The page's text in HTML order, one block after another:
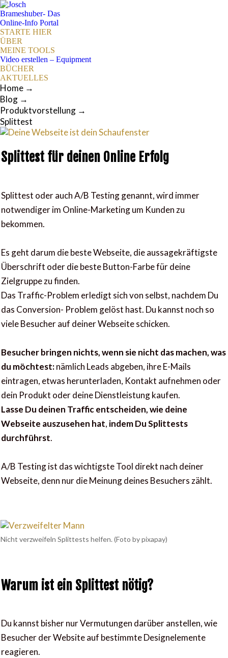
STARTE HIER
ÜBER
MEINE TOOLS
Video erstellen – Equipment
BÜCHER
AKTUELLES
Home →
Blog →
Produktvorstellung →
Splittest
Splittest für deinen Online Erfolg
Splittest oder auch A/B Testing genannt, wird immer
notwendiger im Online-Marketing um Kunden zu
bekommen.
Es geht darum die beste Webseite, die aussagekräftigste
Überschrift oder die beste Button-Farbe für deine
Zielgruppe zu finden.
Das Traffic-Problem erledigt sich von selbst, nachdem Du
das Conversion- Problem gelöst hast. Du kannst noch so
viele Besucher auf deiner Webseite schicken.
Besucher bringen nichts, wenn sie nicht das machen, was
du möchtest:nämlich Leads abgeben, ihre E-Mails
eintragen, etwas herunterladen, Kontakt aufnehmen oder
dein Produkt oder deine Dienstleistung kaufen.
Lasse Du deinen Traffic entscheiden, wie deine
Webseite auszusehen hat, indem Du Splittests
durchführst.
A/B Testing ist das wichtigste Tool direkt nach deiner
Webseite, denn nur die Meinung deines Besuchers zählt.
Nicht verzweifeln Splittests helfen. (Foto by pixapay)
Warum ist ein Splittest nötig?
Du kannst bisher nur Vermutungen darüber anstellen, wie
Besucher der Website auf bestimmte Designelemente
reagieren.